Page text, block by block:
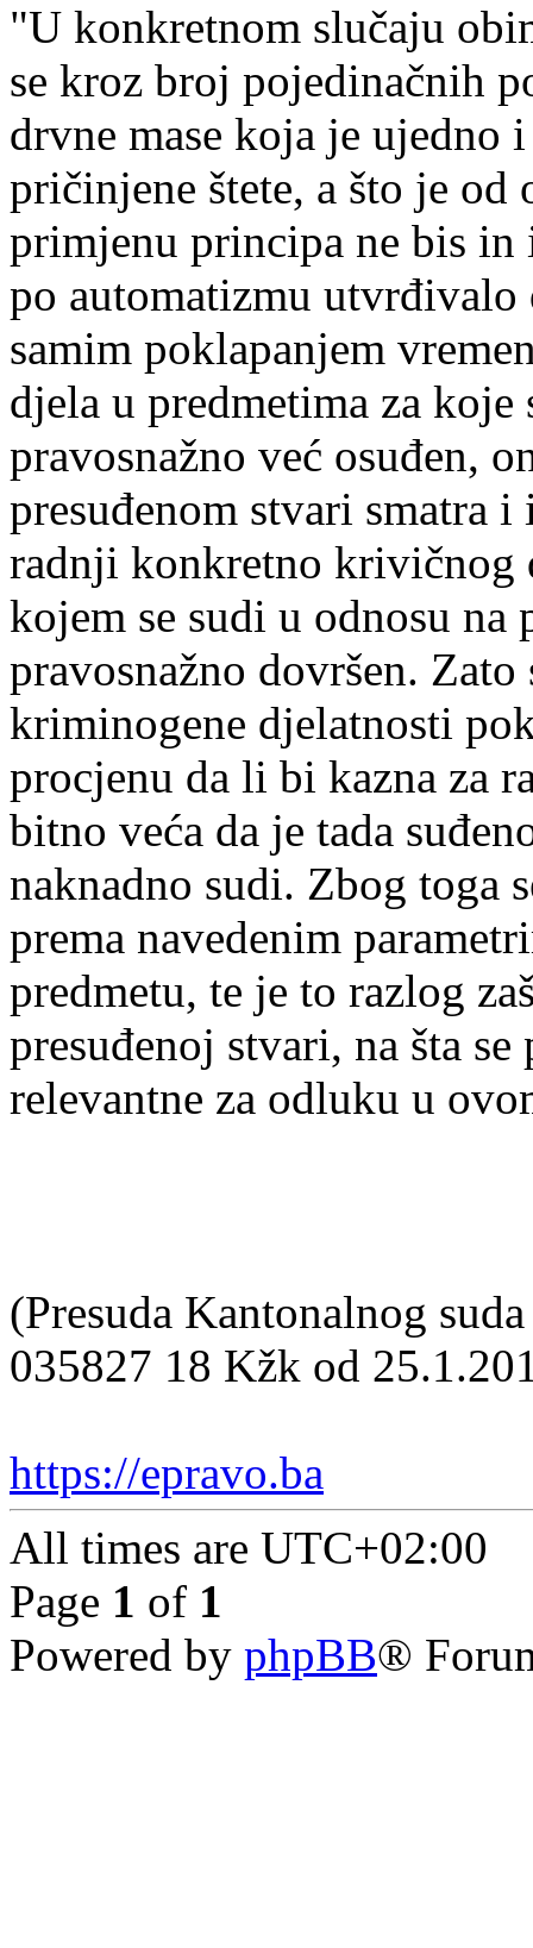
"U konkretnom slučaju
se kroz broj pojedinačnih
drvne mase koja je
pričinjene štete, a što je od
primjenu principa ne bis in
po automatizmu utvrđivalo
samim poklapanjem
djela u predmetima za
pravosnažno već osuđen,
presuđenom stvari smatra
radnji konkretno krivičnog
kojem se sudi u odnosu
pravosnažno dovršen.
kriminogene djelatnosti
procjenu da li bi kazna za
bitno veća da je tada
naknadno sudi. Zbog toga
prema navedenim
predmetu, te je to razlog
presuđenoj stvari, na šta
relevantne za odluku u
(Presuda Kantonalnog
035827 18 Kžk od
https://epravo.ba
All times are UTC+02:00
Page 1 of 1
Powered by phpBB®